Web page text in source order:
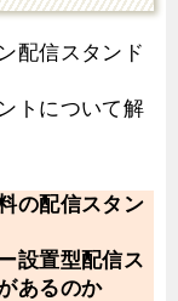
配信スタンド
トについて解
の配信スタン
設置型配信ス
あるのか